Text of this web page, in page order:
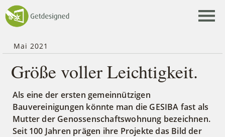
Webagentur Getdesigned Menü
Mai 2021
Größe voller Leichtigkeit.
Als eine der ersten gemeinnützigen
Bauvereinigungen könnte man die GESIBA fast als
Mutter der Genossenschaftswohnung bezeichnen.
Seit 100 Jahren prägen ihre Projekte das Bild der